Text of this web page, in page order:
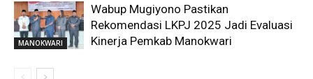
MANOKWARI
Wabup Mugiyono Pastikan
Rekomendasi LKPJ 2025 Jadi Evaluasi
Kinerja Pemkab Manokwari